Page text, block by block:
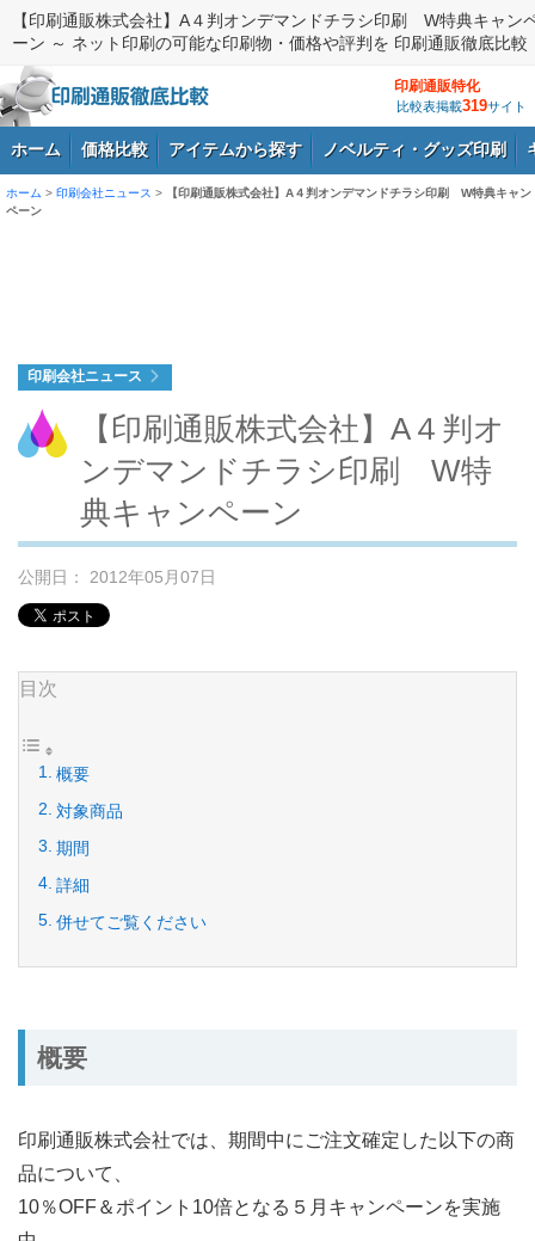
【印刷通販株式会社】A４判オンデマンドチラシ印刷 W特典キャン
ーン ～ ネット印刷の可能な印刷物・価格や評判を 印刷通販徹底比較
印刷通販特化
比較表掲載319サイト
ホーム 価格比較 アイテムから探す ノベルティ・グッズ印刷
ホーム > 印刷会社ニュース >
【印刷通販株式会社】A４判オンデマンドチラシ印刷 W特典キャン
ペーン
印刷会社ニュース
【印刷通販株式会社】A４判オ
ンデマンドチラシ印刷 W特
典キャンペーン
公開日： 2012年05月07日
目次
概要
対象商品
期間
詳細
併せてご覧ください
概要
印刷通販株式会社では、期間中にご注文確定した以下の商
品について、
10％OFF＆ポイント10倍となる５月キャンペーンを実施